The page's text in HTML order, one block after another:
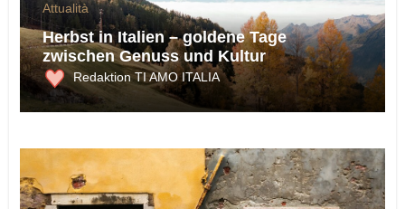
Attualità
Herbst in Italien – goldene Tage
zwischen Genuss und Kultur
Redaktion TI AMO ITALIA